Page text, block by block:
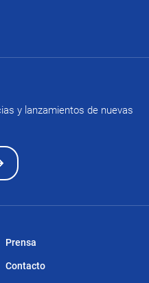
y lanzamientos de nuevas
Prensa
Contacto